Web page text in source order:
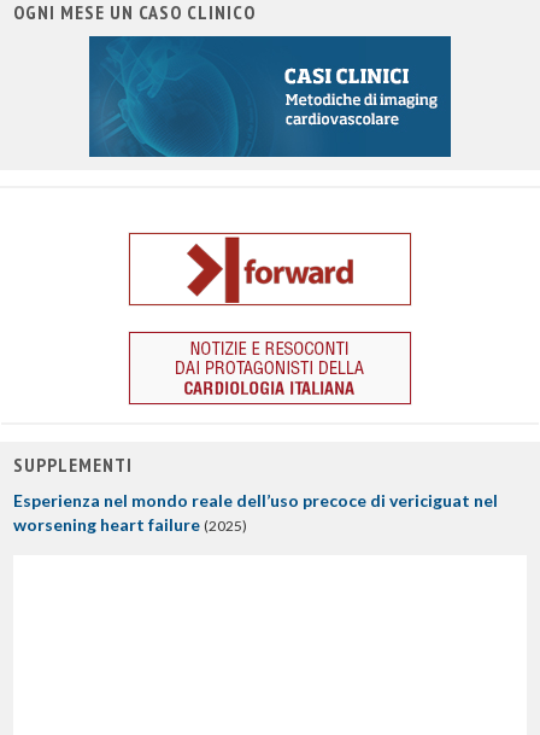
OGNI MESE UN CASO CLINICO
SUPPLEMENTI
Esperienza nel mondo reale dell’uso precoce di vericiguat nel
worsening heart failure (2025)